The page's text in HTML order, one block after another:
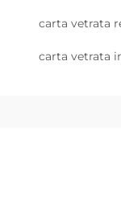
carta vetrata
carta vetrata